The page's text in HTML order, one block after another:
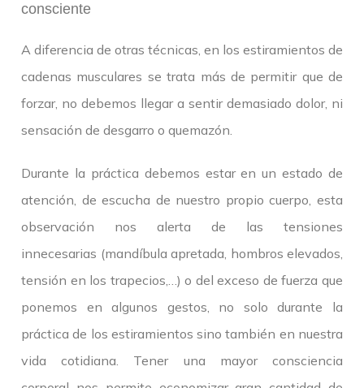
consciente
A diferencia de otras técnicas, en los estiramientos de
cadenas musculares se trata más de permitir que de
forzar, no debemos llegar a sentir demasiado dolor, ni
sensación de desgarro o quemazón.
Durante la práctica debemos estar en un estado de
atención, de escucha de nuestro propio cuerpo, esta
observación nos alerta de las tensiones
innecesarias (mandíbula apretada, hombros elevados,
tensión en los trapecios,…) o del exceso de fuerza que
ponemos en algunos gestos, no solo durante la
práctica de los estiramientos sino también en nuestra
vida cotidiana. Tener una mayor consciencia